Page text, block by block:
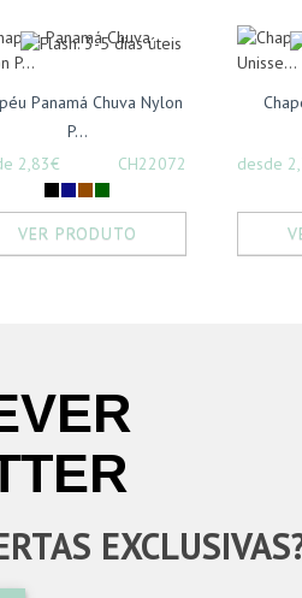
Panamá Chuva Nylon
P...
2,83€
CH22072
VER PRODUTO
desde